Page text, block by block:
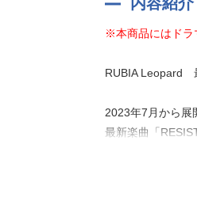
※本商品にはドラ
RUBIA Leopard
2023年7月から展
最新楽曲「